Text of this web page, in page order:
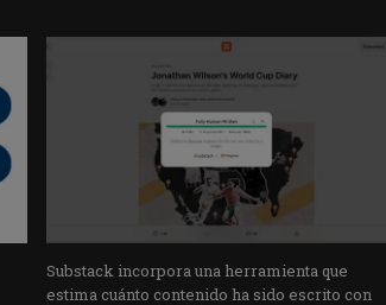
Substack incorpora una herramienta que
estima cuánto contenido ha sido escrito con